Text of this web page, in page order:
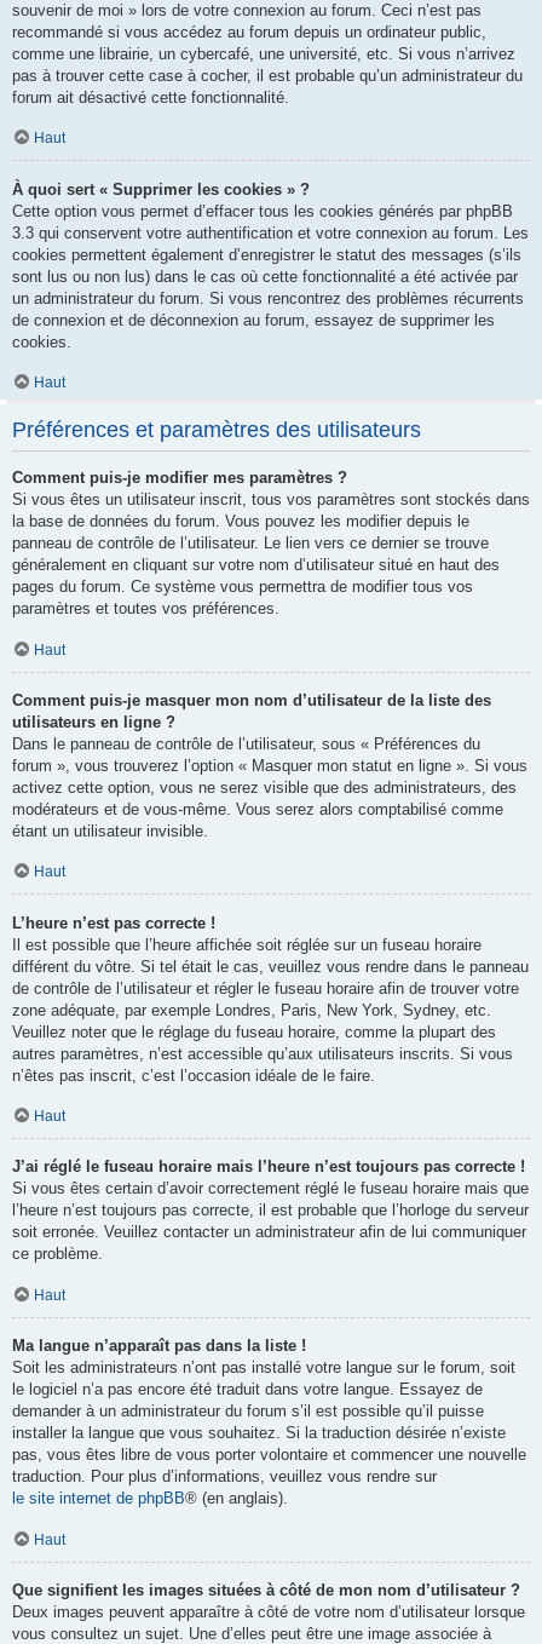
souvenir de moi » lors de votre connexion au forum. Ceci n’est pas
recommandé si vous accédez au forum depuis un ordinateur public,
comme une librairie, un cybercafé, une université, etc. Si vous n’arrivez
pas à trouver cette case à cocher, il est probable qu’un administrateur du
forum ait désactivé cette fonctionnalité.
Haut
À quoi sert « Supprimer les cookies » ?
Cette option vous permet d’effacer tous les cookies générés par phpBB
3.3 qui conservent votre authentification et votre connexion au forum. Les
cookies permettent également d’enregistrer le statut des messages (s’ils
sont lus ou non lus) dans le cas où cette fonctionnalité a été activée par
un administrateur du forum. Si vous rencontrez des problèmes récurrents
de connexion et de déconnexion au forum, essayez de supprimer les
cookies.
Haut
Préférences et paramètres des utilisateurs
Comment puis-je modifier mes paramètres ?
Si vous êtes un utilisateur inscrit, tous vos paramètres sont stockés dans
la base de données du forum. Vous pouvez les modifier depuis le
panneau de contrôle de l’utilisateur. Le lien vers ce dernier se trouve
généralement en cliquant sur votre nom d’utilisateur situé en haut des
pages du forum. Ce système vous permettra de modifier tous vos
paramètres et toutes vos préférences.
Haut
Comment puis-je masquer mon nom d’utilisateur de la liste des
utilisateurs en ligne ?
Dans le panneau de contrôle de l’utilisateur, sous « Préférences du
forum », vous trouverez l’option « Masquer mon statut en ligne ». Si vous
activez cette option, vous ne serez visible que des administrateurs, des
modérateurs et de vous-même. Vous serez alors comptabilisé comme
étant un utilisateur invisible.
Haut
L’heure n’est pas correcte !
Il est possible que l’heure affichée soit réglée sur un fuseau horaire
différent du vôtre. Si tel était le cas, veuillez vous rendre dans le panneau
de contrôle de l’utilisateur et régler le fuseau horaire afin de trouver votre
zone adéquate, par exemple Londres, Paris, New York, Sydney, etc.
Veuillez noter que le réglage du fuseau horaire, comme la plupart des
autres paramètres, n’est accessible qu’aux utilisateurs inscrits. Si vous
n’êtes pas inscrit, c’est l’occasion idéale de le faire.
Haut
J’ai réglé le fuseau horaire mais l’heure n’est toujours pas correcte !
Si vous êtes certain d’avoir correctement réglé le fuseau horaire mais que
l’heure n’est toujours pas correcte, il est probable que l’horloge du serveur
soit erronée. Veuillez contacter un administrateur afin de lui communiquer
ce problème.
Haut
Ma langue n’apparaît pas dans la liste !
Soit les administrateurs n’ont pas installé votre langue sur le forum, soit
le logiciel n’a pas encore été traduit dans votre langue. Essayez de
demander à un administrateur du forum s’il est possible qu’il puisse
installer la langue que vous souhaitez. Si la traduction désirée n’existe
pas, vous êtes libre de vous porter volontaire et commencer une nouvelle
traduction. Pour plus d’informations, veuillez vous rendre sur
le site internet de phpBB® (en anglais).
Haut
Que signifient les images situées à côté de mon nom d’utilisateur ?
Deux images peuvent apparaître à côté de votre nom d’utilisateur lorsque
vous consultez un sujet. Une d’elles peut être une image associée à